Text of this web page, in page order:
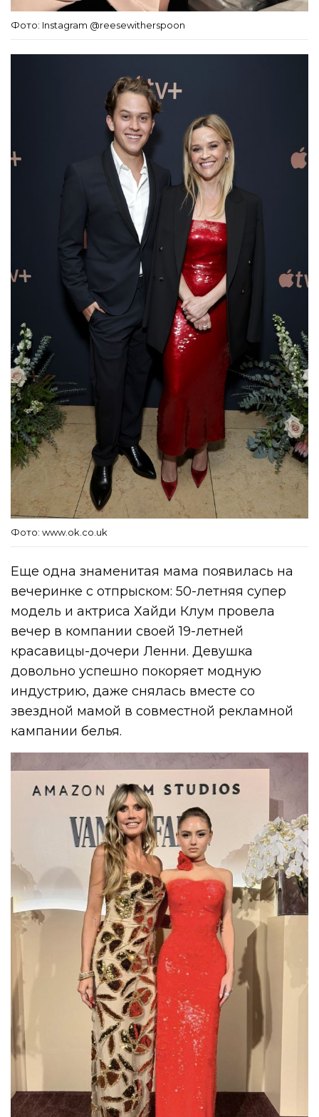
Фото: Instagram @reesewitherspoon
Фото: www.ok.co.uk
Еще одна знаменитая мама появилась на
вечеринке с отпрыском: 50-летняя супер
модель и актриса Хайди Клум провела
вечер в компании своей 19-летней
красавицы-дочери Ленни. Девушка
довольно успешно покоряет модную
индустрию, даже снялась вместе со
звездной мамой в совместной рекламной
кампании белья.